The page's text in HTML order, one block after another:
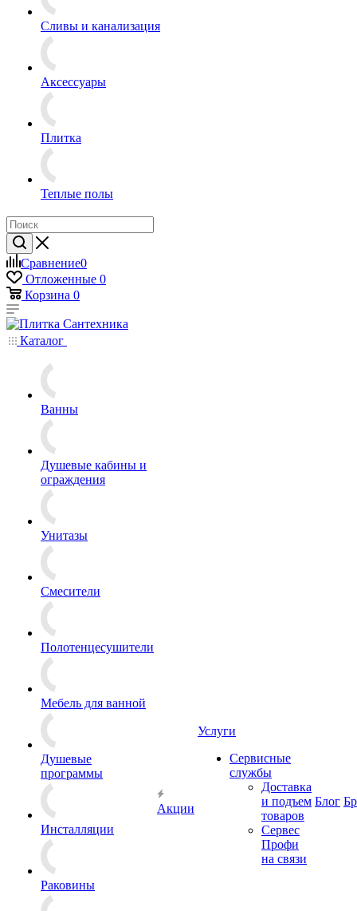
Сливы и канализация
Аксессуары
Плитка
Теплые полы
Сравнение0
Отложенные 0
Корзина 0
Каталог
Ванны
Душевые кабины и
ограждения
Унитазы
Смесители
Полотенцесушители
Мебель для ванной
Душевые
программы
Инсталляции
Раковины
Акции
Услуги
Сервисные
службы
Доставка
и подъем
товаров
Сервес
Профи
на связи
Блог